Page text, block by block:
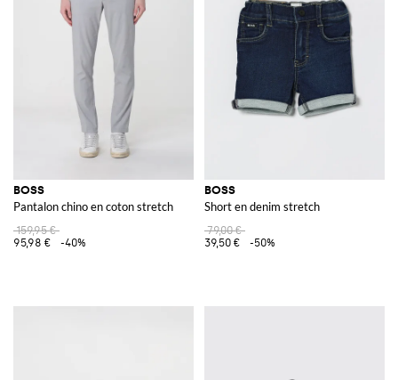
BOSS
Pantalon chino en coton stretch
159,95 €
95,98 €
-40%
BOSS
Short en denim stretch
79,00 €
39,50 €
-50%